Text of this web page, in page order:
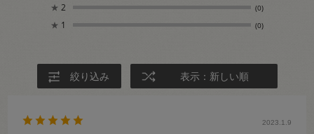
★ 2 (0)
★ 1 (0)
絞り込み 表示：新しい順
2023.1.9